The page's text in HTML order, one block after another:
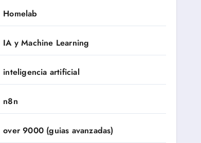
Homelab
IA y Machine Learning
inteligencia artificial
n8n
over 9000 (guias avanzadas)